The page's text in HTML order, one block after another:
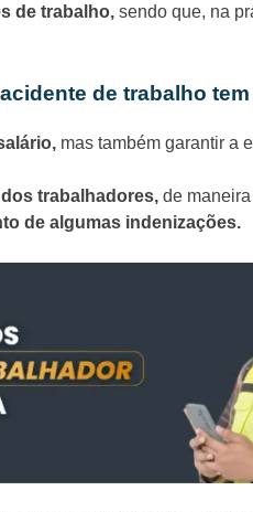
de trabalho, sendo que, na
de trabalho
mas também garantir a
trabalhadores, de
de algumas indenizações.